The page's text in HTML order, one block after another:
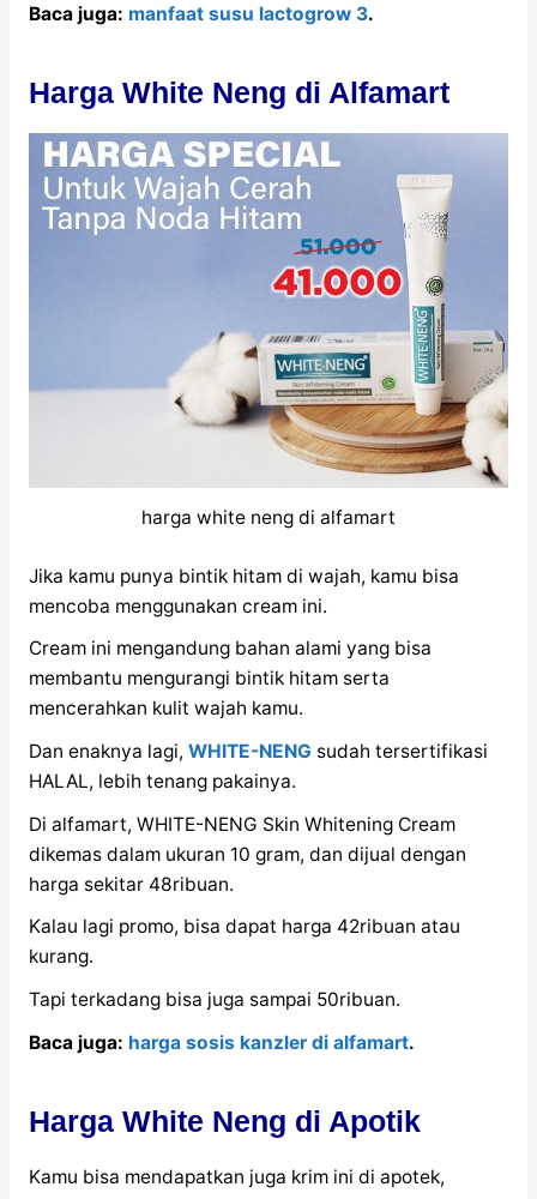
Baca juga: manfaat susu lactogrow 3.
Harga White Neng di Alfamart
harga white neng di alfamart
Jika kamu punya bintik hitam di wajah, kamu bisa
mencoba menggunakan cream ini.
Cream ini mengandung bahan alami yang bisa
membantu mengurangi bintik hitam serta
mencerahkan kulit wajah kamu.
Dan enaknya lagi, WHITE-NENG sudah tersertifikasi
HALAL, lebih tenang pakainya.
Di alfamart, WHITE-NENG Skin Whitening Cream
dikemas dalam ukuran 10 gram, dan dijual dengan
harga sekitar 48ribuan.
Kalau lagi promo, bisa dapat harga 42ribuan atau
kurang.
Tapi terkadang bisa juga sampai 50ribuan.
Baca juga: harga sosis kanzler di alfamart.
Harga White Neng di Apotik
Kamu bisa mendapatkan juga krim ini di apotek,